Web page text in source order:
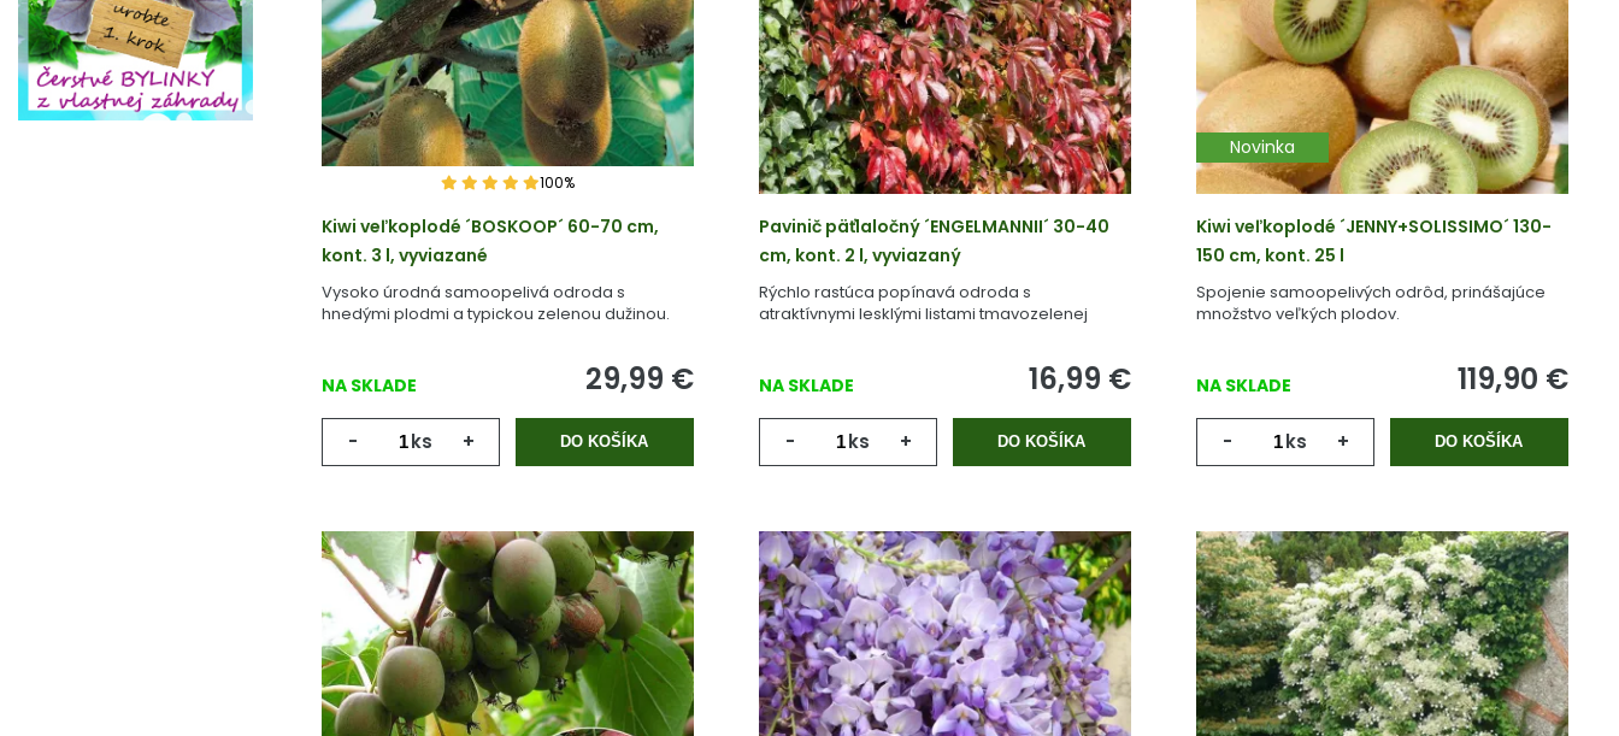
100%
Kiwi veľkoplodé ´BOSKOOP´ 60-70 cm,
kont. 3 l, vyviazané
Vysoko úrodná samoopelivá odroda s
hnedými plodmi a typickou zelenou dužinou.
NA SKLADE 29,99 €
- ks + DO KOŠÍKA
Pavinič päťlaločný ´ENGELMANNII´ 30-40
cm, kont. 2 l, vyviazaný
Rýchlo rastúca popínavá odroda s
atraktívnymi lesklými listami tmavozelenej
NA SKLADE 16,99 €
- ks + DO KOŠÍKA
Novinka
Kiwi veľkoplodé ´JENNY+SOLISSIMO´ 130-
150 cm, kont. 25 l
Spojenie samoopelivých odrôd, prinášajúce
množstvo veľkých plodov.
NA SKLADE 119,90 €
- ks + DO KOŠÍKA